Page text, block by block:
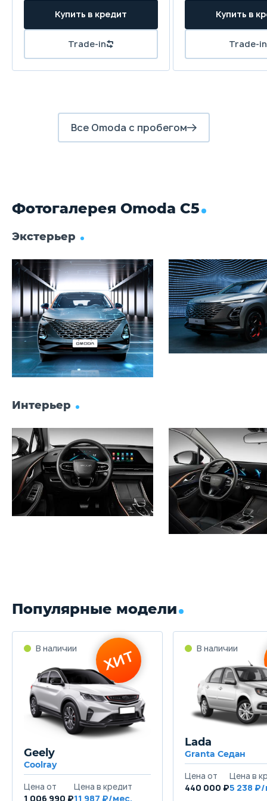
Задняя подвеска
Полузависимая, пружинная
Передние тормоза
Купить в кредит
Trade-in
Купить в
Trade-in
Все Omoda с пробегом
Фотогалерея Omoda C5
Экстерьер
Интерьер
Популярные модели
Geely
Coolray
1 006 990 ₽11 987
Lada
Granta Седан
440 000 ₽5 238